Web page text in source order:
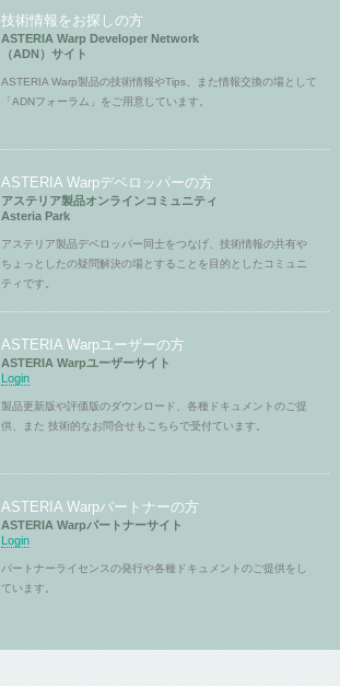
技術情報をお探しの方
ASTERIA Warp Developer Network
（ADN）サイト
ASTERIA Warp製品の技術情報やTips、また情報交換の場として
「ADNフォーラム」をご用意しています。
ASTERIA Warpデベロッパーの方
アステリア製品オンラインコミュニティ
Asteria Park
アステリア製品デベロッパー同士をつなげ、技術情報の共有や
ちょっとしたの疑問解決の場とすることを目的としたコミュニ
ティです。
ASTERIA Warpユーザーの方
ASTERIA Warpユーザーサイト
Login
製品更新版や評価版のダウンロード、各種ドキュメントのご提
供、また 技術的なお問合せもこちらで受付ています。
ASTERIA Warpパートナーの方
ASTERIA Warpパートナーサイト
Login
パートナーライセンスの発行や各種ドキュメントのご提供をし
ています。